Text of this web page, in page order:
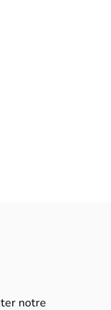
notre